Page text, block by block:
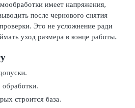
имеет напряжения,
после чернового снятия
Это не усложнение ради
уход размера в конце работы.
обработки.
строится база.